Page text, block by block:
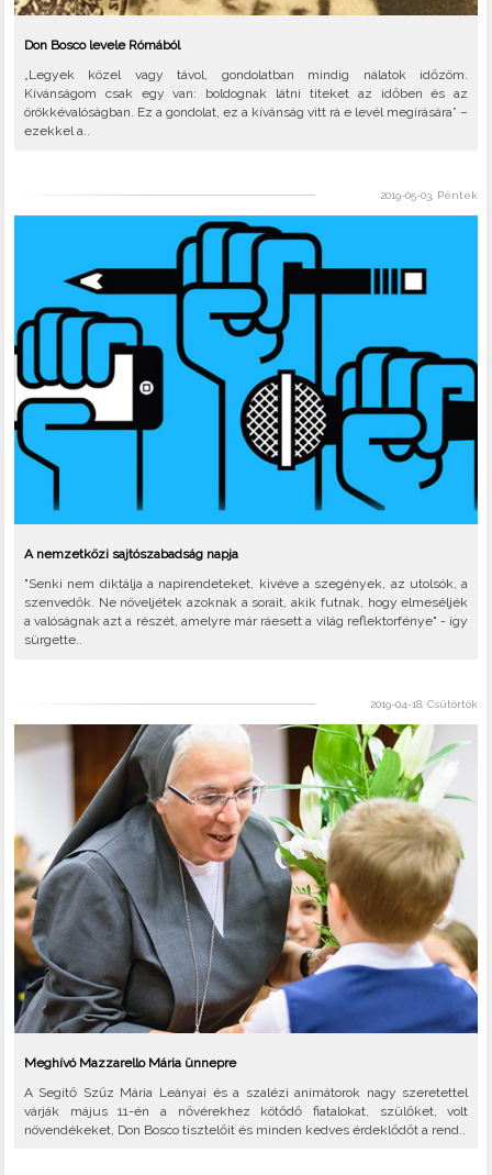
Don Bosco levele Rómából
„Legyek közel vagy távol, gondolatban mindig nálatok időzöm.
Kívánságom csak egy van: boldognak látni titeket az időben és az
örökkévalóságban. Ez a gondolat, ez a kívánság vitt rá e levél megírására” –
ezekkel a..
2019-05-03, Péntek
A nemzetközi sajtószabadság napja
"Senki nem diktálja a napirendeteket, kivéve a szegények, az utolsók, a
szenvedők. Ne növeljétek azoknak a sorait, akik futnak, hogy elmeséljék
a valóságnak azt a részét, amelyre már ráesett a világ reflektorfénye" - így
sürgette..
2019-04-18, Csütörtök
Meghívó Mazzarello Mária ünnepre
A Segítő Szűz Mária Leányai és a szalézi animátorok nagy szeretettel
várják május 11-én a nővérekhez kötődő fiatalokat, szülőket, volt
növendékeket, Don Bosco tisztelőit és minden kedves érdeklődőt a rend..